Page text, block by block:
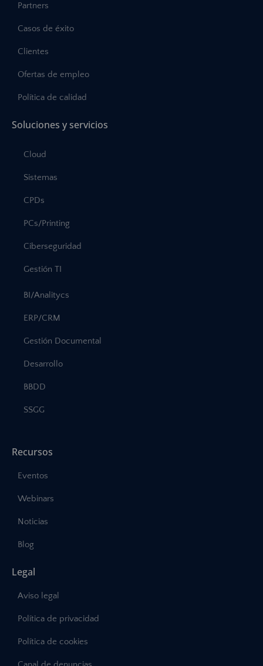
Partners
Casos de éxito
Clientes
Ofertas de empleo
Política de calidad
Soluciones y servicios
Cloud
Sistemas
CPDs
PCs/Printing
Ciberseguridad
Gestión TI
BI/Analitycs
ERP/CRM
Gestión Documental
Desarrollo
BBDD
SSGG
Recursos
Eventos
Webinars
Noticias
Blog
Legal
Aviso legal
Política de privacidad
Política de cookies